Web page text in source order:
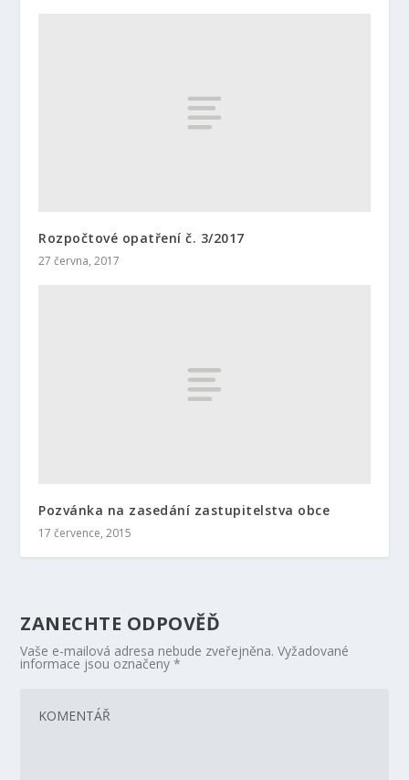
Rozpočtové opatření č. 3/2017
27 června, 2017
Pozvánka na zasedání zastupitelstva obce
17 července, 2015
ZANECHTE ODPOVĚĎ
Vaše e-mailová adresa nebude zveřejněna. Vyžadované
informace jsou označeny*